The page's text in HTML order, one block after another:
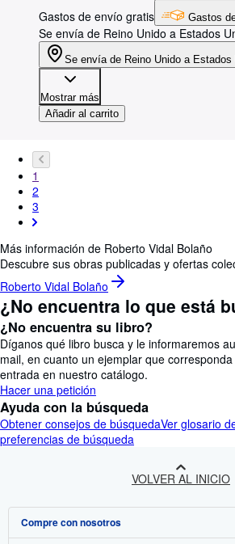
Gastos de envío gratis
Gastos
Se envía de Reino Unido a Estados
Se envía de Reino Unido a
Mostrar más
Añadir al carrito
1
2
3
Más información de Roberto Vidal Bolaño
Descubre sus obras publicadas y ofertas
Roberto Vidal Bolaño
¿No encuentra lo que está
¿No encuentra su libro?
Díganos qué libro busca y le informaremos
mail, en cuanto un ejemplar que
entrada en nuestro catálogo.
Hacer una petición
Ayuda con la búsqueda
Obtener consejos de búsquedaVer glosario
preferencias de búsqueda
VOLVER AL INICIO
Compre con nosotros